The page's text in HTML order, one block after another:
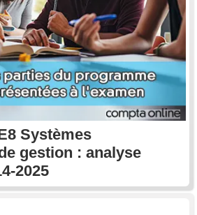
Systèmes
gestion : analyse
2025